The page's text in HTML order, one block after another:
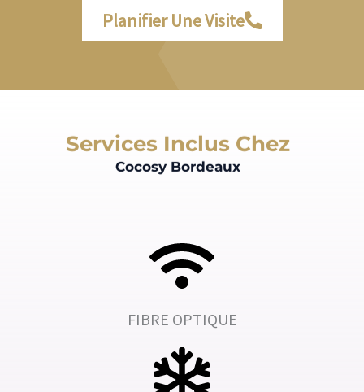
Planifier Une Visite
Services Inclus Chez
Cocosy Bordeaux
FIBRE OPTIQUE